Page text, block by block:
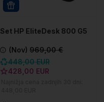
Set HP EliteDesk 800 G5
(Nov)969,00 €
448,00 EUR
428,00 EUR